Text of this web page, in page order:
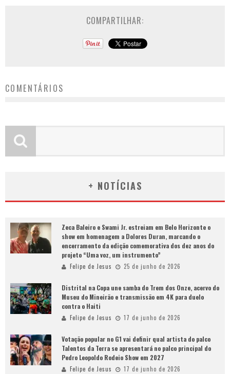
COMPARTILHAR:
COMENTÁRIOS
+ NOTÍCIAS
Zeca Baleiro e Swami Jr. estreiam em Belo Horizonte o
show em homenagem a Dolores Duran, marcando o
encerramento da edição comemorativa dos dez anos do
projeto “Uma voz, um instrumento”
Felipe de Jesus 25 de junho de 2026
Distrital na Copa une samba do Trem dos Onze, acervo do
Museu do Mineirão e transmissão em 4K para duelo
contra o Haiti
Felipe de Jesus 17 de junho de 2026
Votação popular no G1 vai definir qual artista do palco
Talentos da Terra se apresentará no palco principal do
Pedro Leopoldo Rodeio Show em 2027
Felipe de Jesus 17 de junho de 2026